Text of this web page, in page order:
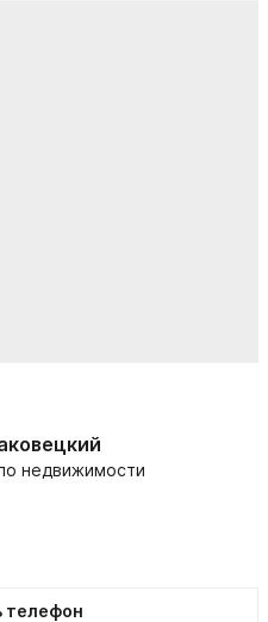
недвижимости
телефон